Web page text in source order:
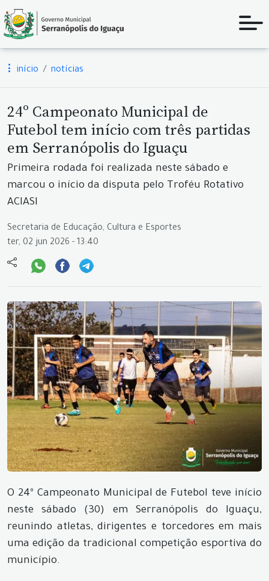
início notícias
24º Campeonato Municipal de
Futebol tem início com três partidas
em Serranópolis do Iguaçu
Primeira rodada foi realizada neste sábado e
marcou o início da disputa pelo Troféu Rotativo
ACIASI
Secretaria de Educação, Cultura e Esportes
ter, 02 jun 2026 - 13:40
O 24º Campeonato Municipal de Futebol teve início
neste sábado (30) em Serranópolis do Iguaçu,
reunindo atletas, dirigentes e torcedores em mais
uma edição da tradicional competição esportiva do
município.